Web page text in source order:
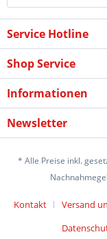
Service Hotline
Shop Service
Informationen
Newsletter
* Alle Preise inkl.
Kontakt Versand